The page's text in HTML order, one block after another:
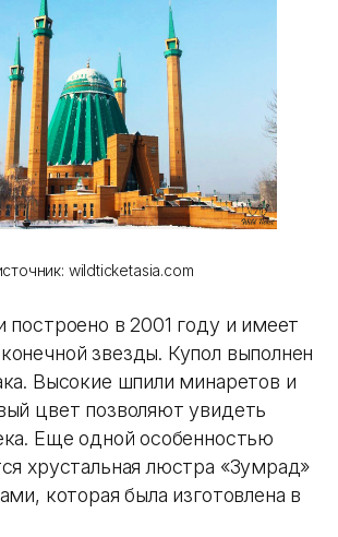
wildticketasia.com
построено в 2001 году и имеет
звезды. Купол выполнен
Высокие шпили минаретов и
цвет позволяют увидеть
Еще одной особенностью
хрустальная люстра «Зумрад»
которая была изготовлена в